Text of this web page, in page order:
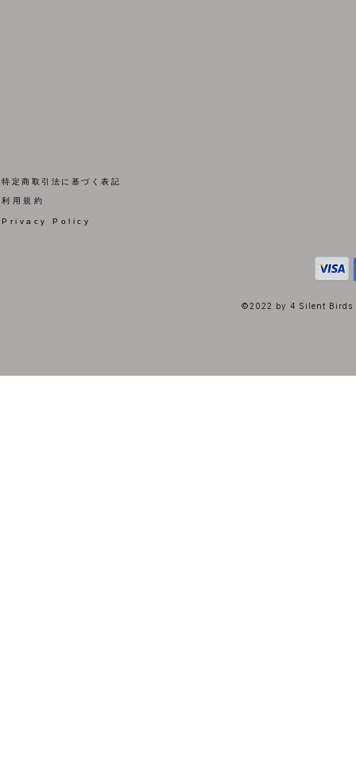
​特定商取引法に基づく表記
​利用規約
Privacy Policy
©2022 by 4 Silent Birds